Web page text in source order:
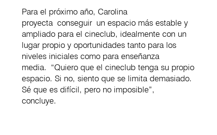
Para el próximo año, Carolina
proyecta conseguir un espacio más estable y
ampliado para el cineclub, idealmente con un
lugar propio y oportunidades tanto para los
niveles iniciales como para enseñanza
media. “Quiero que el cineclub tenga su propio
espacio. Si no, siento que se limita demasiado.
Sé que es difícil, pero no imposible”,
concluye.